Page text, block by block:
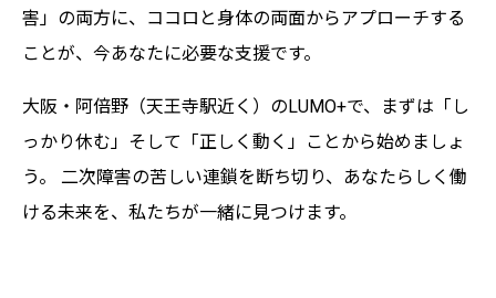
害」の両方に、ココロと身体の両面からアプローチする
ことが、今あなたに必要な支援です。
大阪・阿倍野（天王寺駅近く）のLUMO+で、まずは「し
っかり休む」そして「正しく動く」ことから始めましょ
う。 二次障害の苦しい連鎖を断ち切り、あなたらしく働
ける未来を、私たちが一緒に見つけます。